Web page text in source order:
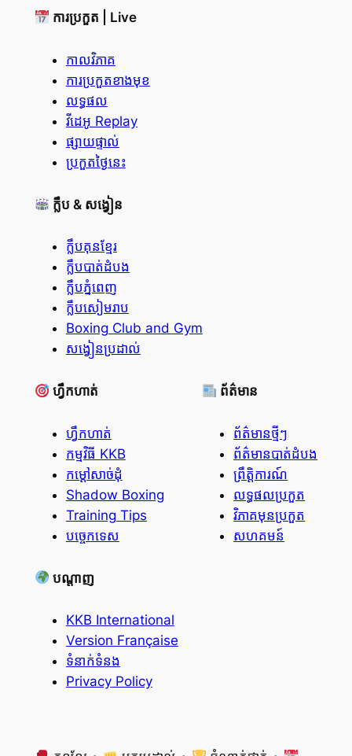
ការប្រកួត | Live
កាលវិភាគ
ការប្រកួតខាងមុខ
លទ្ធផល
វីដេអូ Replay
ផ្សាយផ្ទាល់
ប្រកួតថ្ងៃនេះ
ក្លឹប & សង្វៀន
ក្លឹបគុនខ្មែរ
ក្លឹបបាត់ដំបង
ក្លឹបភ្នំពេញ
ក្លឹបសៀមរាប
Boxing Club and Gym
សង្វៀនប្រដាល់
ហ្វឹកហាត់
ហ្វឹកហាត់
កម្មវិធី KKB
កម្ដៅសាច់ដុំ
Shadow Boxing
Training Tips
បច្ចេកទេស
ព័ត៌មាន
ព័ត៌មានថ្មីៗ
ព័ត៌មានបាត់ដំបង
ព្រឹត្តិការណ៍
លទ្ធផលប្រកួត
វិភាគមុនប្រកួត
សហគមន៍
បណ្តាញ
KKB International
Version Française
ទំនាក់ទំនង
Privacy Policy